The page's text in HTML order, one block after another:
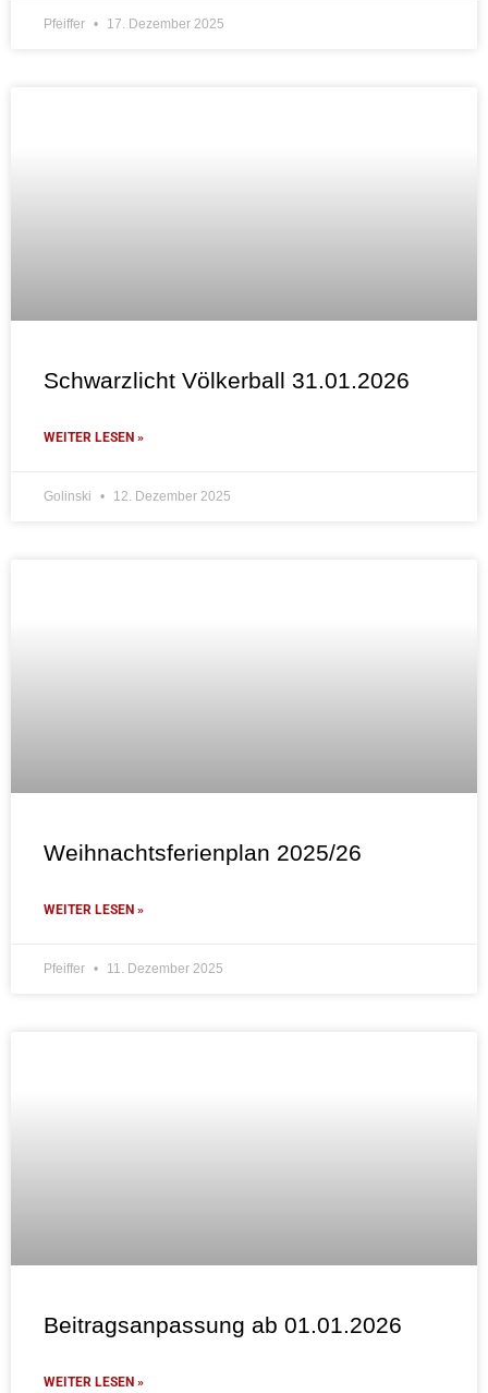
Pfeiffer 17. Dezember 2025
Schwarzlicht Völkerball 31.01.2026
WEITER LESEN »
Golinski 12. Dezember 2025
Weihnachtsferienplan 2025/26
WEITER LESEN »
Pfeiffer 11. Dezember 2025
Beitragsanpassung ab 01.01.2026
WEITER LESEN »